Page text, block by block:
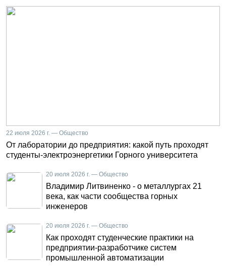
22 июля 2026 г. — Общество
От лаборатории до предприятия: какой путь проходят
студенты-электроэнергетики Горного университета
20 июля 2026 г. — Общество
Владимир Литвиненко - о металлургах 21
века, как части сообщества горных
инженеров
20 июля 2026 г. — Общество
Как проходят студенческие практики на
предприятии-разработчике систем
промышленной автоматизации